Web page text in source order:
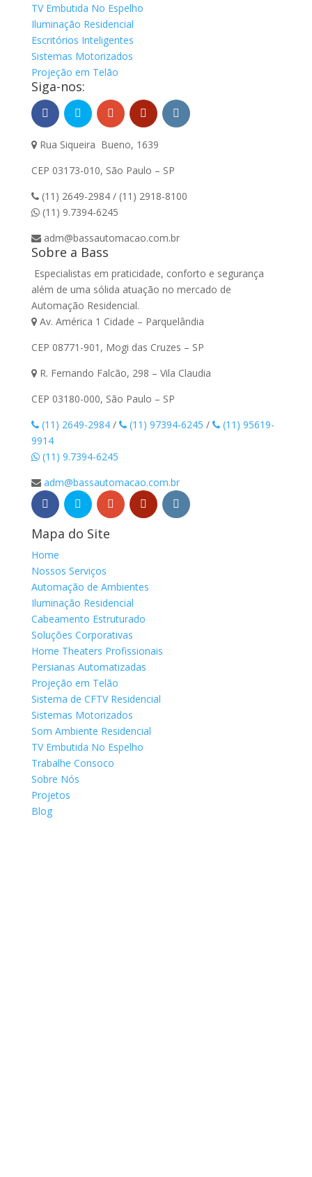
TV Embutida No Espelho
Iluminação Residencial
Escritórios Inteligentes
Sistemas Motorizados
Projeção em Telão
Siga-nos:
Rua Siqueira Bueno, 1639
CEP 03173-010, São Paulo – SP
(11) 2649-2984 / (11) 2918-8100
(11) 9.7394-6245
adm@bassautomacao.com.br
Sobre a Bass
Especialistas em praticidade, conforto e segurança
além de uma sólida atuação no mercado de
Automação Residencial.
Av. América 1 Cidade – Parquelândia
CEP 08771-901, Mogi das Cruzes – SP
R. Fernando Falcão, 298 – Vila Claudia
CEP 03180-000, São Paulo – SP
(11) 2649-2984 / (11) 97394-6245 /
(11) 95619-
9914
(11) 9.7394-6245
adm@bassautomacao.com.br
Mapa do Site
Home
Nossos Serviços
Automação de Ambientes
Iluminação Residencial
Cabeamento Estruturado
Soluções Corporativas
Home Theaters Profissionais
Persianas Automatizadas
Projeção em Telão
Sistema de CFTV Residencial
Sistemas Motorizados
Som Ambiente Residencial
TV Embutida No Espelho
Trabalhe Consoco
Sobre Nós
Projetos
Blog